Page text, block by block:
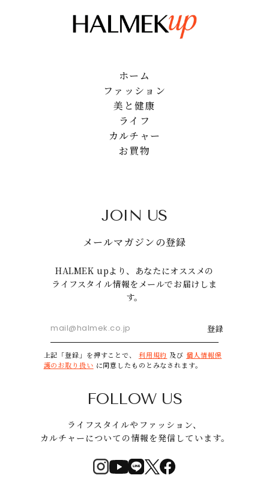
ホーム
ファッション
美と健康
ライフ
カルチャー
お買物
JOIN US
メールマガジンの登録
HALMEK upより、あなたにオススメの
ライフスタイル情報をメールでお届けしま
す。
登録
上記「登録」を押すことで、 利用規約 及び 個人情報保
護のお取り扱い に同意したものとみなされます。
FOLLOW US
ライフスタイルやファッション、
カルチャーについての情報を発信しています。